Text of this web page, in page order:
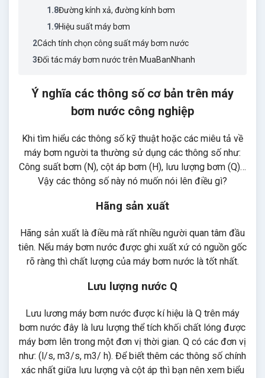
1.8Đường kính xả, đường kính bơm
1.9Hiệu suất máy bơm
2Cách tính chọn công suất máy bơm nước
3Đối tác máy bơm nước trên MuaBanNhanh
Ý nghĩa các thông số cơ bản trên máy
bơm nước công nghiệp
Khi tìm hiểu các thông số kỹ thuật hoặc các miêu tả về
máy bơm người ta thường sử dụng các thông số như:
Công suất bơm (N), cột áp bơm (H), lưu lượng bơm (Q)…
Vậy các thông số này nó muốn nói lên điều gì?
Hãng sản xuất
Hãng sản xuất là điều mà rất nhiều người quan tâm đầu
tiên. Nếu máy bơm nước được ghi xuất xứ có nguồn gốc
rõ ràng thì chất lượng của máy bơm nước là tốt nhất.
Lưu lượng nước Q
Lưu lương máy bơm nước được kí hiệu là Q trên máy
bơm nước đây là lưu lượng thể tích khối chất lóng được
máy bơm lên trong một đơn vị thời gian. Q có các đơn vị
như: (l/s, m3/s, m3/ h). Để biết thêm các thông số chính
xác nhất giữa lưu lượng và cột áp thì bạn nên xem biểu